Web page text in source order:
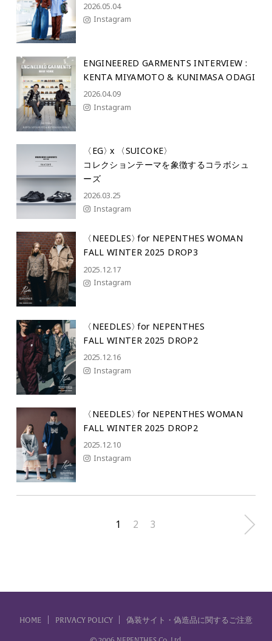
2026.05.04
Instagram
ENGINEERED GARMENTS INTERVIEW :
KENTA MIYAMOTO & KUNIMASA ODAGI
2026.04.09
Instagram
〈EG〉 x 〈SUICOKE〉
コレクションテーマを象徴するコラボシュ
ーズ
2026.03.25
Instagram
〈NEEDLES〉for NEPENTHES WOMAN
FALL WINTER 2025 DROP3
2025.12.17
Instagram
〈NEEDLES〉for NEPENTHES
FALL WINTER 2025 DROP2
2025.12.16
Instagram
〈NEEDLES〉for NEPENTHES WOMAN
FALL WINTER 2025 DROP2
2025.12.10
Instagram
1 2 3
HOME PRIVACY POLICY 偽装サイト・偽造品に関するご注意